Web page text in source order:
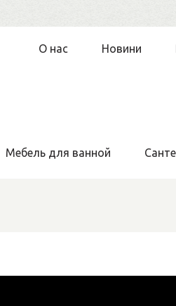
О нас Новини
Мебель для ванной